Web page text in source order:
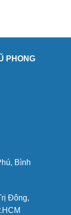
PHONG
Bình
Đông,